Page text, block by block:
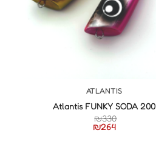
ATLANTIS
Atlantis FUNKY SODA 200
₪330
₪264